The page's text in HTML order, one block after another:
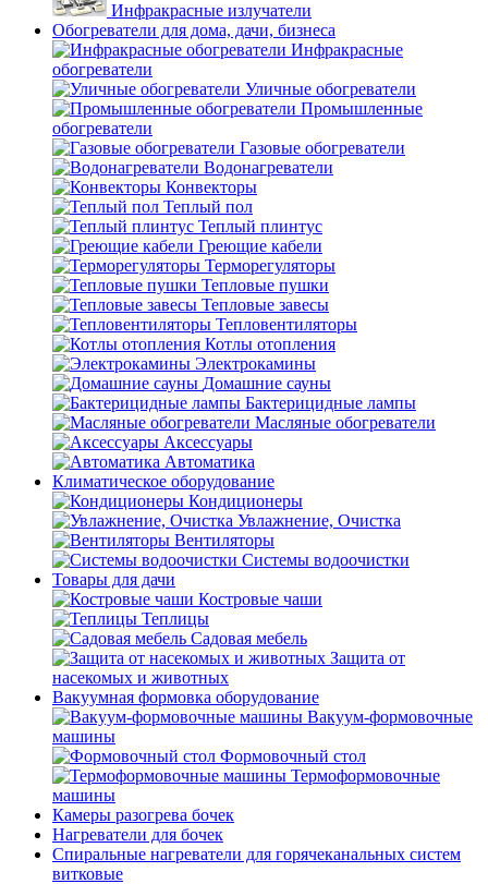
Инфракрасные излучатели
Обогреватели для дома, дачи, бизнеса
Инфракрасные
обогреватели
Уличные обогреватели
Промышленные
обогреватели
Газовые обогреватели
Водонагреватели
Конвекторы
Теплый пол
Теплый плинтус
Греющие кабели
Терморегуляторы
Тепловые пушки
Тепловые завесы
Тепловентиляторы
Котлы отопления
Электрокамины
Домашние сауны
Бактерицидные лампы
Масляные обогреватели
Аксессуары
Автоматика
Климатическое оборудование
Кондиционеры
Увлажнение, Очистка
Вентиляторы
Системы водоочистки
Товары для дачи
Костровые чаши
Теплицы
Садовая мебель
Защита от
насекомых и животных
Вакуумная формовка оборудование
Вакуум-формовочные
машины
Формовочный стол
Термоформовочные
машины
Камеры разогрева бочек
Нагреватели для бочек
Спиральные нагреватели для горячеканальных систем
витковые